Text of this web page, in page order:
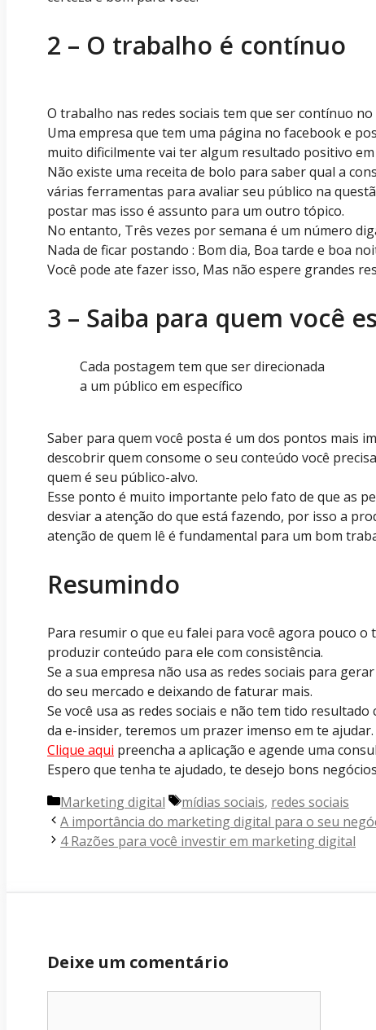
2 – O trabalho é contínuo
O trabalho nas redes sociais tem que ser contínuo
Uma empresa que tem uma página no facebook e
muito dificilmente vai ter algum resultado positivo
Não existe uma receita de bolo para saber qual a
várias ferramentas para avaliar seu público na
postar mas isso é assunto para um outro tópico.
No entanto, Três vezes por semana é um número
Nada de ficar postando : Bom dia, Boa tarde e boa
Você pode ate fazer isso, Mas não espere grandes
3 – Saiba para quem você
Cada postagem tem que ser direcionada
a um público em específico
Saber para quem você posta é um dos pontos mais
descobrir quem consome o seu conteúdo você
quem é seu público-alvo.
Esse ponto é muito importante pelo fato de que as
desviar a atenção do que está fazendo, por isso a
atenção de quem lê é fundamental para um bom
Resumindo
Para resumir o que eu falei para você agora pouco
produzir conteúdo para ele com consistência.
Se a sua empresa não usa as redes sociais para
do seu mercado e deixando de faturar mais.
Se você usa as redes sociais e não tem tido
da e-insider, teremos um prazer imenso em te ajudar.
Clique aqui preencha a aplicação e agende uma
Espero que tenha te ajudado, te desejo bons
Categorias
Marketing digital Tags
mídias sociais, redes sociais
A importância do marketing digital para o seu
4 Razões para você investir em marketing digital
Deixe um comentário